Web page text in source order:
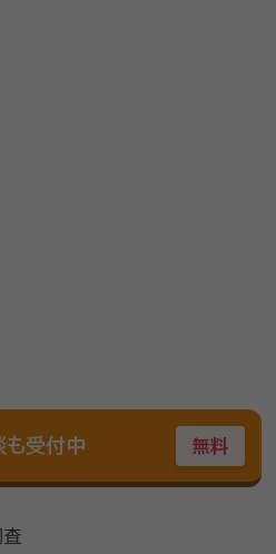
がモットーです。 相続手続き
る手続きをお客様と共に、手
方」から「家族信託」「成年後
親身に対応させていただき、
受付中 無料